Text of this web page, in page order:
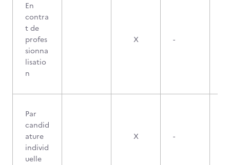
En
contra
t de
profes
sionna
lisatio
n
X -
Par
candid
ature
individ
uelle
X -